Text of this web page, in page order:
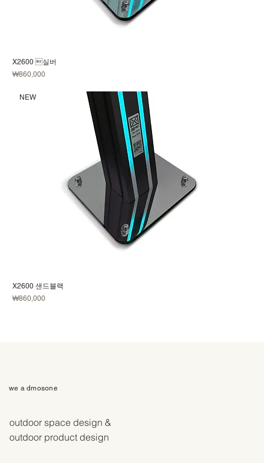
X2600 실버
価格
₩860,000
NEW
X2600 샌드블랙
価格
₩860,000
we a dmosone
outdoor space design &
outdoor product design